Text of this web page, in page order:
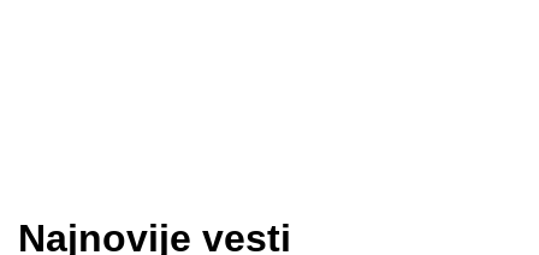
Najnovije vesti